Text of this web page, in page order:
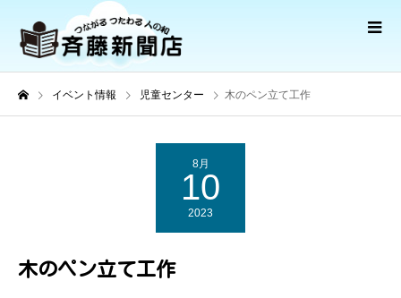
イベント情報 児童センター 木のペン立て工作
8月
10
2023
木のペン立て工作